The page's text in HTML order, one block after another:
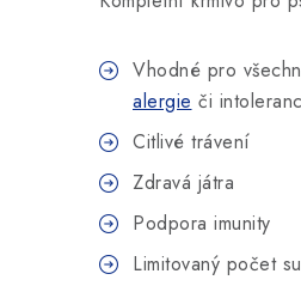
Vhodné pro
alergie či
Citlivé trávení
Zdravá játra
Podpora imunity
Limitovaný počet